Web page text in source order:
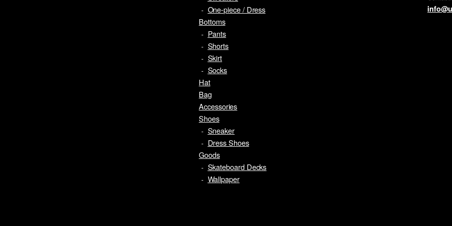
One-piece / Dress
Bottoms
Pants
Shorts
Skirt
Socks
Hat
Bag
Accessories
Shoes
Sneaker
Dress Shoes
Goods
Skateboard Decks
Wallpaper